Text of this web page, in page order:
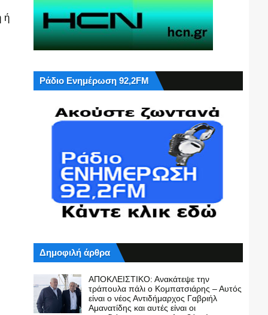
ή
Ράδιο Ενημέρωση 92,2FM
Δημοφιλή άρθρα
ΑΠΟΚΛΕΙΣΤΙΚΟ: Ανακάτεψε την
τράπουλα πάλι ο Κομπατσιάρης – Αυτός
είναι ο νέος Αντιδήμαρχος Γαβριήλ
Αμανατίδης και αυτές είναι οι